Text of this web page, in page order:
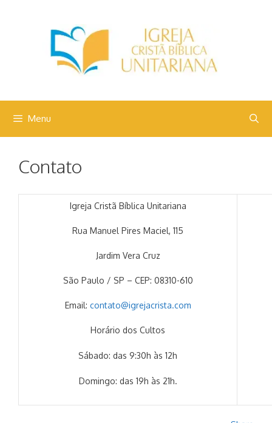
Menu
Contato
Igreja Cristã Bíblica Unitariana
Rua Manuel Pires Maciel, 115
Jardim Vera Cruz
São Paulo / SP – CEP: 08310-610
Email: contato@igrejacrista.com
Horário dos Cultos
Sábado: das 9:30h às 12h
Domingo: das 19h às 21h.